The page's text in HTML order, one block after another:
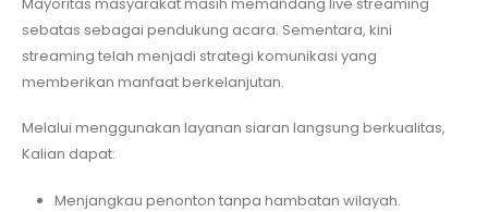
sebatas sebagai pendukung acara. Sementara, kini
streaming telah menjadi strategi komunikasi yang
memberikan manfaat berkelanjutan.
Melalui menggunakan layanan siaran langsung berkualitas,
Kalian dapat:
Menjangkau penonton tanpa hambatan wilayah.